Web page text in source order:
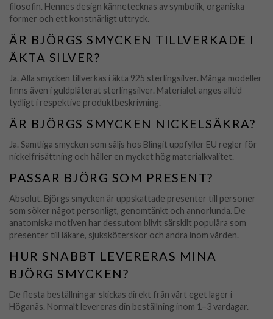
filosofin. Hennes design kännetecknas av symbolik, organiska
former och ett konstnärligt uttryck.
ÄR BJÖRGS SMYCKEN TILLVERKADE I
ÄKTA SILVER?
Ja. Alla smycken tillverkas i äkta 925 sterlingsilver. Många modeller
finns även i guldpläterat sterlingsilver. Materialet anges alltid
tydligt i respektive produktbeskrivning.
ÄR BJÖRGS SMYCKEN NICKELSÄKRA?
Ja. Samtliga smycken som säljs hos Blingit uppfyller EU regler för
nickelfrisättning och håller en mycket hög materialkvalitet.
PASSAR BJÖRG SOM PRESENT?
Absolut. Björgs smycken är uppskattade presenter till personer
som söker något personligt, genomtänkt och annorlunda. De
anatomiska motiven har dessutom blivit särskilt populära som
presenter till läkare, sjuksköterskor och andra inom vården.
HUR SNABBT LEVERERAS MINA
BJÖRG SMYCKEN?
De flesta beställningar skickas direkt från vårt eget lager i
Höganäs. Normalt levereras din beställning inom 1–3 vardagar.